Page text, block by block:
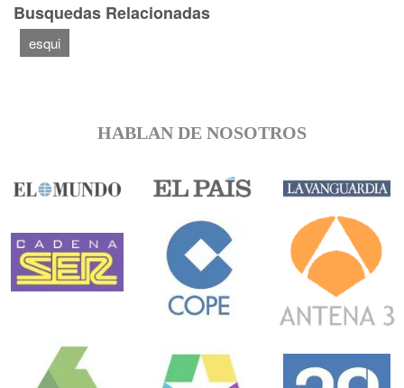
Busquedas Relacionadas
esqui
HABLAN DE NOSOTROS